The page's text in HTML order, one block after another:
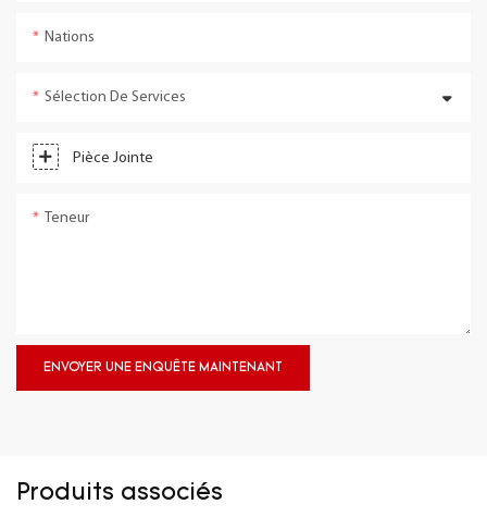
Nations
Sélection De Services
Pièce Jointe
Teneur
ENVOYER UNE ENQUÊTE MAINTENANT
Produits associés